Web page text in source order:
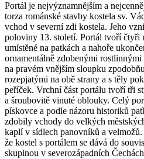
Portál je nejvýznamnějším a
torza románské stavby kostela sv.
vchod v severní zdi kostela. Jeho
poloviny 13. století. Portál tvoří čtyři
umístěné na patkách a nahoře
ornamentálně zdobenými
na pravém vnějším sloupku
rozepjatými na obě strany a s těly
peříček. Vrchní část portálu tvoří tři
a šroubovitě vinuté oblouky. Celý
pískovce a podle názoru historiků
zdobily vchody do velkých
kaplí v sídlech panovníků a
že kostel s portálem se dává do
skupinou v severozápadních